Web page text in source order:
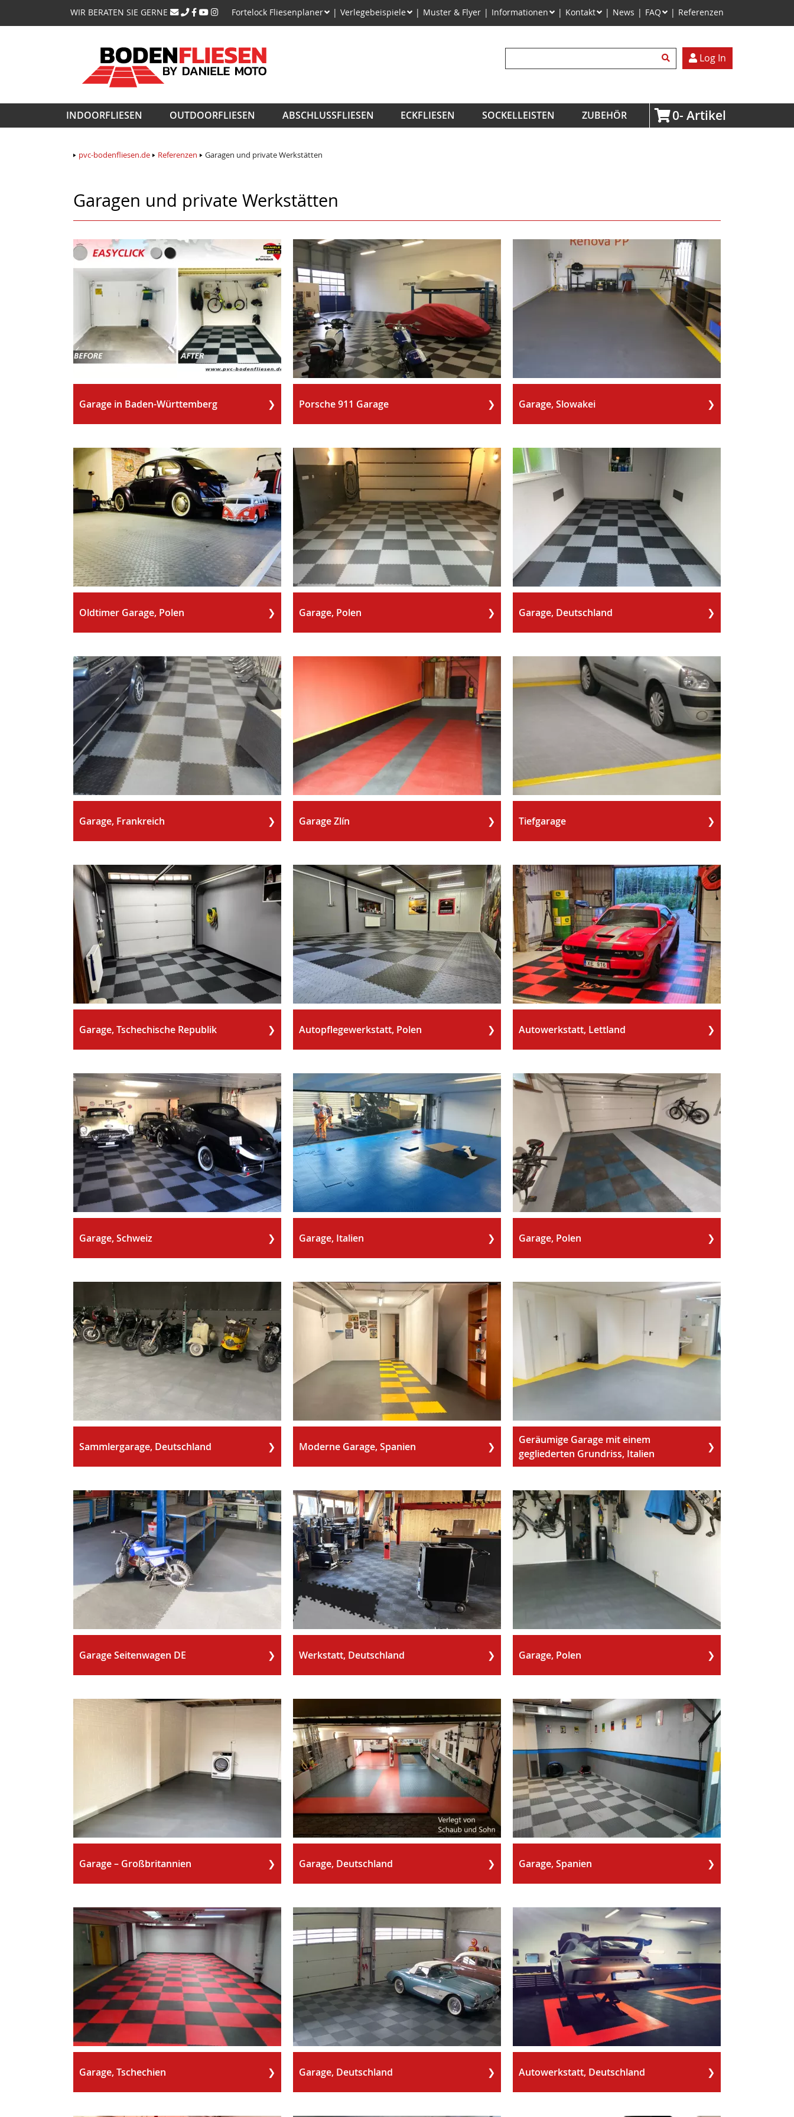
WIR BERATEN SIE GERNE
Navigation
überspringen
Fortelock Fliesenplaner Verlegebeispiele Muster & Flyer Informationen Kontakt News FAQ Referenzen
Suchbegriffe
Log In
Navigation
überspringen
INDOORFLIESEN OUTDOORFLIESEN ABSCHLUSSFLIESEN ECKFLIESEN SOCKELLEISTEN ZUBEHÖR 0
pvc-bodenfliesen.de Referenzen Garagen und private Werkstätten
Garagen und private Werkstätten
Garage in Baden-Württemberg Porsche 911 Garage Garage, Slowakei
Oldtimer Garage, Polen Garage, Polen Garage, Deutschland
Garage, Frankreich Garage Zlín Tiefgarage
Garage, Tschechische Republik Autopflegewerkstatt, Polen Autowerkstatt, Lettland
Garage, Schweiz Garage, Italien Garage, Polen
Sammlergarage, Deutschland Moderne Garage, Spanien
Geräumige Garage mit einem
gegliederten Grundriss, Italien
Garage Seitenwagen DE Werkstatt, Deutschland Garage, Polen
Garage – Großbritannien Garage, Deutschland Garage, Spanien
Garage, Tschechien Garage, Deutschland Autowerkstatt, Deutschland